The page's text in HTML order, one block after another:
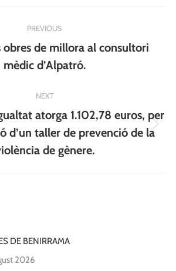
PREVIOUS
Previous
post:
obres de millora al consultori
mèdic d’Alpatró.
NEXT
Next
post:
atorga 1.102,78 euros, per
d’un taller de prevenció de la
de gènere.
DE BENIRRAMA
2026